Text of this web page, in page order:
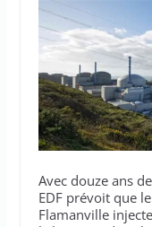
Avec douze ans
EDF prévoit que
Flamanville